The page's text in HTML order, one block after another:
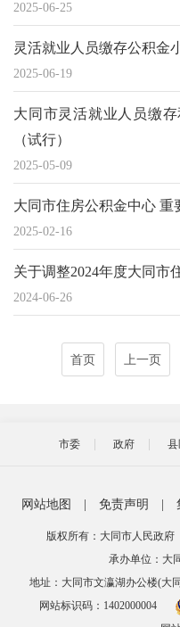
2025-06-25
灵活就业人员缴存公积金
2025-06-19
大同市灵活就业人员缴
（试行）
2025-05-09
大同市住房公积金中心 重
2025-02-16
关于调整2024年度大同市
2024-06-26
首页 上一页
市委 政府 县
网站地图 免责声明
版权所有：大同市人民政府
承办单位：大
地址：大同市文瀛湖办公楼(大
网站标识码：1402000004